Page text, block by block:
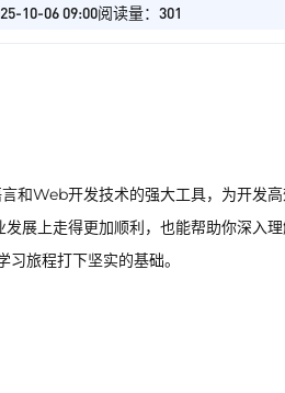
10-06 09:00阅读量：301
和Web开发技术的强大工具，为开发
展上走得更加顺利，也能帮助你深入
旅程打下坚实的基础。